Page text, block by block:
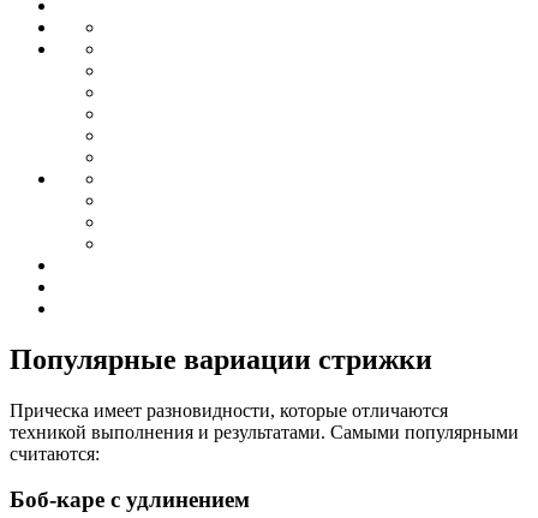
Популярные вариации стрижки
Прическа имеет разновидности, которые отличаются
техникой выполнения и результатами. Самыми популярными
считаются:
Боб-каре с удлинением